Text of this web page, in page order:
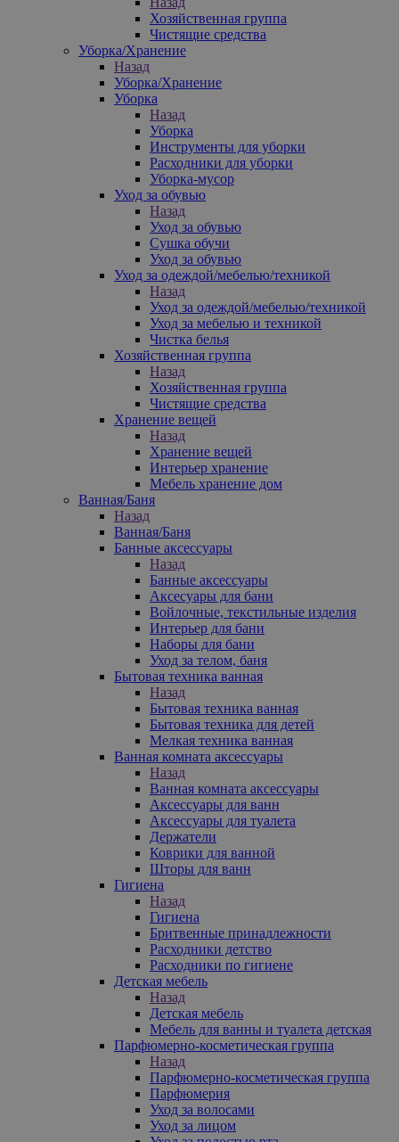
Хозяйственная группа
Чистящие средства
Уборка/Хранение
Назад
Уборка/Хранение
Уборка
Назад
Уборка
Инструменты для уборки
Расходники для уборки
Уборка-мусор
Уход за обувью
Назад
Уход за обувью
Сушка обучи
Уход за обувью
Уход за одеждой/мебелью/техникой
Назад
Уход за одеждой/мебелью/техникой
Уход за мебелью и техникой
Чистка белья
Хозяйственная группа
Назад
Хозяйственная группа
Чистящие средства
Хранение вещей
Назад
Хранение вещей
Интерьер хранение
Мебель хранение дом
Ванная/Баня
Назад
Ванная/Баня
Банные аксессуары
Назад
Банные аксессуары
Аксесуары для бани
Войлочные, текстильные изделия
Интерьер для бани
Наборы для бани
Уход за телом, баня
Бытовая техника ванная
Назад
Бытовая техника ванная
Бытовая техника для детей
Мелкая техника ванная
Ванная комната аксессуары
Назад
Ванная комната аксессуары
Аксессуары для ванн
Аксессуары для туалета
Держатели
Коврики для ванной
Шторы для ванн
Гигиена
Назад
Гигиена
Бритвенные принадлежности
Расходники детство
Расходники по гигиене
Детская мебель
Назад
Детская мебель
Мебель для ванны и туалета детская
Парфюмерно-косметическая группа
Назад
Парфюмерно-косметическая группа
Парфюмерия
Уход за волосами
Уход за лицом